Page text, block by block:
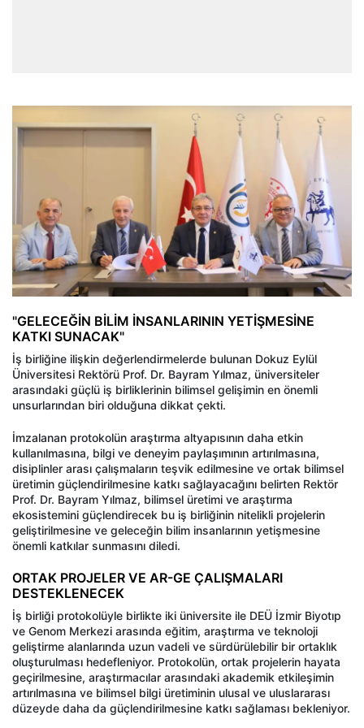
"GELECEĞİN BİLİM İNSANLARININ YETİŞMESİNE
KATKI SUNACAK"
İş birliğine ilişkin değerlendirmelerde bulunan Dokuz Eylül
Üniversitesi Rektörü Prof. Dr. Bayram Yılmaz, üniversiteler
arasındaki güçlü iş birliklerinin bilimsel gelişimin en önemli
unsurlarından biri olduğuna dikkat çekti.
İmzalanan protokolün araştırma altyapısının daha etkin
kullanılmasına, bilgi ve deneyim paylaşımının artırılmasına,
disiplinler arası çalışmaların teşvik edilmesine ve ortak bilimsel
üretimin güçlendirilmesine katkı sağlayacağını belirten Rektör
Prof. Dr. Bayram Yılmaz, bilimsel üretimi ve araştırma
ekosistemini güçlendirecek bu iş birliğinin nitelikli projelerin
geliştirilmesine ve geleceğin bilim insanlarının yetişmesine
önemli katkılar sunmasını diledi.
ORTAK PROJELER VE AR-GE ÇALIŞMALARI
DESTEKLENECEK
İş birliği protokolüyle birlikte iki üniversite ile DEÜ İzmir Biyotıp
ve Genom Merkezi arasında eğitim, araştırma ve teknoloji
geliştirme alanlarında uzun vadeli ve sürdürülebilir bir ortaklık
oluşturulması hedefleniyor. Protokolün, ortak projelerin hayata
geçirilmesine, araştırmacılar arasındaki akademik etkileşimin
artırılmasına ve bilimsel bilgi üretiminin ulusal ve uluslararası
düzeyde daha da güçlendirilmesine katkı sağlaması bekleniyor.